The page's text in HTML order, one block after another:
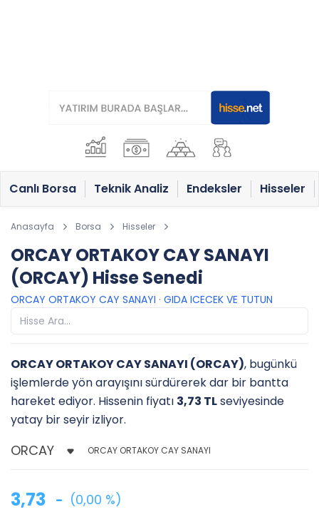
Canlı Borsa Teknik Analiz Endeksler Hisseler
Anasayfa Borsa Hisseler
ORCAY ORTAKOY CAY SANAYI
(ORCAY) Hisse Senedi
ORCAY ORTAKOY CAY SANAYI · GIDA ICECEK VE TUTUN
ORCAY ORTAKOY CAY SANAYI (ORCAY), bugünkü
işlemlerde yön arayışını sürdürerek dar bir bantta
hareket ediyor. Hissenin fiyatı 3,73 TLseviyesinde
yatay bir seyir izliyor.
ORCAY ORTAKOY CAY SANAYI
3,73 (0,00 %)